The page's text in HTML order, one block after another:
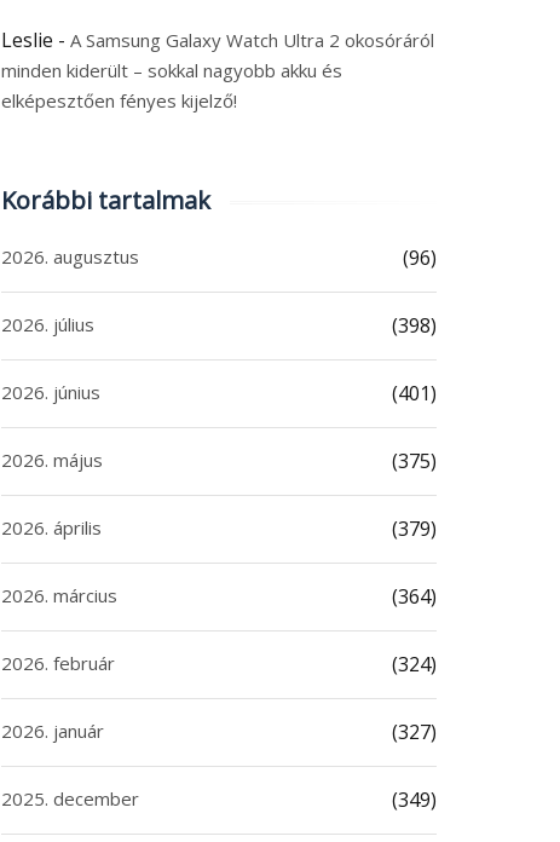
Leslie - A Samsung Galaxy Watch Ultra 2 okosóráról
minden kiderült – sokkal nagyobb akku és
elképesztően fényes kijelző!
Korábbi tartalmak
2026. augusztus (96)
2026. július (398)
2026. június (401)
2026. május (375)
2026. április (379)
2026. március (364)
2026. február (324)
2026. január (327)
2025. december (349)